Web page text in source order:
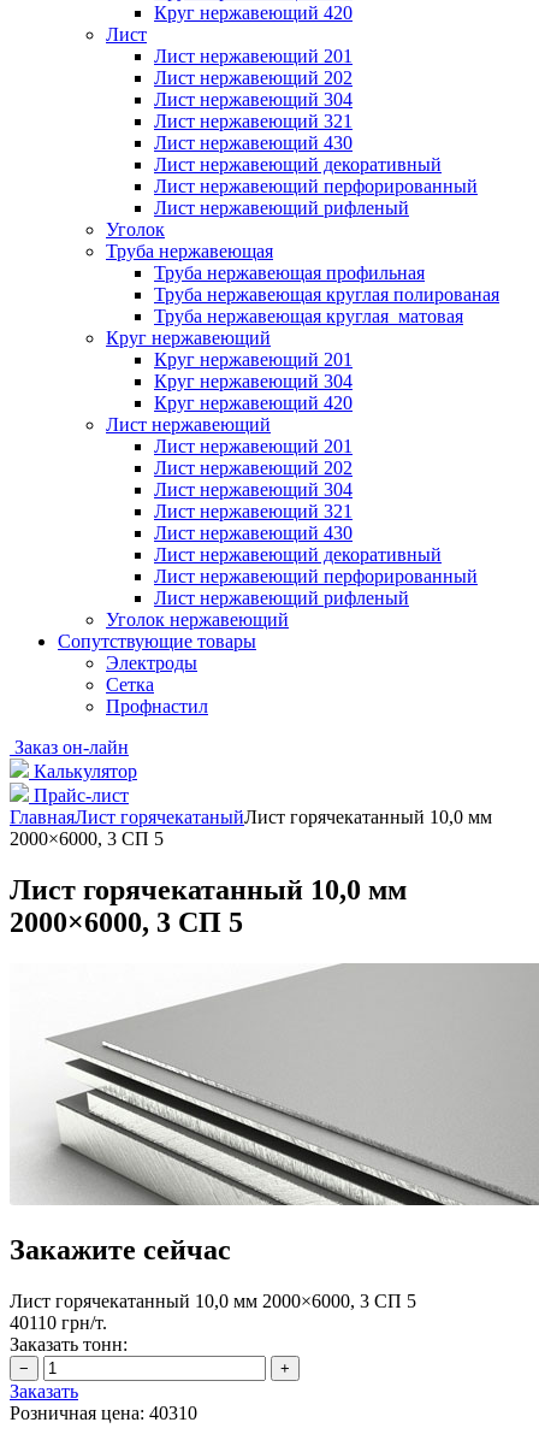
Круг нержавеющий 420
Лист
Лист нержавеющий 201
Лист нержавеющий 202
Лист нержавеющий 304
Лист нержавеющий 321
Лист нержавеющий 430
Лист нержавеющий декоративный
Лист нержавеющий перфорированный
Лист нержавеющий рифленый
Уголок
Труба нержавеющая
Труба нержавеющая профильная
Труба нержавеющая круглая полированая
Труба нержавеющая круглая матовая
Круг нержавеющий
Круг нержавеющий 201
Круг нержавеющий 304
Круг нержавеющий 420
Лист нержавеющий
Лист нержавеющий 201
Лист нержавеющий 202
Лист нержавеющий 304
Лист нержавеющий 321
Лист нержавеющий 430
Лист нержавеющий декоративный
Лист нержавеющий перфорированный
Лист нержавеющий рифленый
Уголок нержавеющий
Cопутствующие товары
Электроды
Сетка
Профнастил
Заказ он-лайн
Калькулятор
Прайс-лист
ГлавнаяЛист горячекатаныйЛист горячекатанный 10,0 мм
2000×6000, 3 СП 5
Лист горячекатанный 10,0 мм
2000×6000, 3 СП 5
Закажите сейчас
Лист горячекатанный 10,0 мм 2000×6000, 3 СП 5
40110 грн/т.
Заказать тонн:
Заказать
Розничная цена: 40310